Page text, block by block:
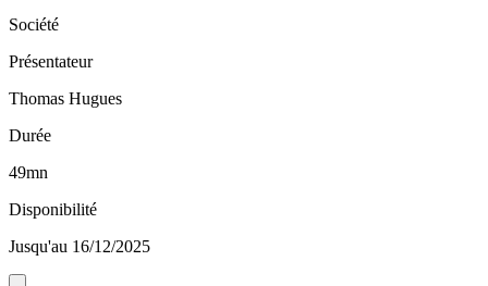
Société
Présentateur
Thomas Hugues
Durée
49mn
Disponibilité
Jusqu'au 16/12/2025